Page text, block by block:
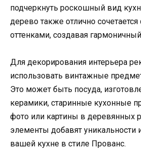
подчеркнуть роскошный вид
дерево также отлично
оттенками, создавая
Для декорирования интерьера
использовать винтажные
Это может быть посуда,
керамики, старинные кухонные
фото или картины в деревянных
элементы добавят уникальности
вашей кухне в стиле Прованс.